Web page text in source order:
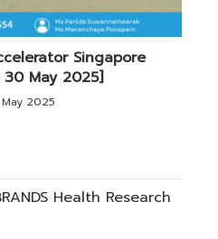
Singapore
30 May 2025]
2025
Health Research